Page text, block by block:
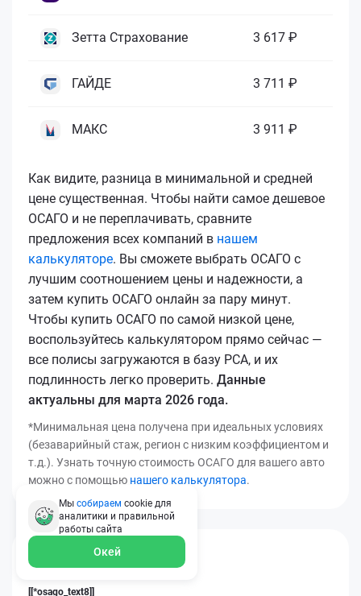
Зетта Страхование 3 617 ₽
ГАЙДЕ 3 711 ₽
МАКС 3 911 ₽
Как видите, разница в минимальной и средней
цене существенная. Чтобы найти самое дешевое
ОСАГО и не переплачивать, сравните
предложения всех компаний в нашем
калькуляторе. Вы сможете выбрать ОСАГО с
лучшим соотношением цены и надежности, а
затем купить ОСАГО онлайн за пару минут.
Чтобы купить ОСАГО по самой низкой цене,
воспользуйтесь калькулятором прямо сейчас —
все полисы загружаются в базу РСА, и их
подлинность легко проверить. Данные
актуальны для марта 2026 года.
*Минимальная цена получена при идеальных условиях
(безаварийный стаж, регион с низким коэффициентом и
т.д.). Узнать точную стоимость ОСАГО для вашего авто
можно с помощью нашего калькулятора.
[[*osago_title14]]
[[*osago_text8]]
Мы собираем cookie для
аналитики и правильной
работы сайта
Окей